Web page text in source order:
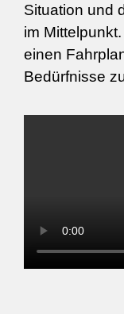
Situation und
im
einen
Bedürfnisse